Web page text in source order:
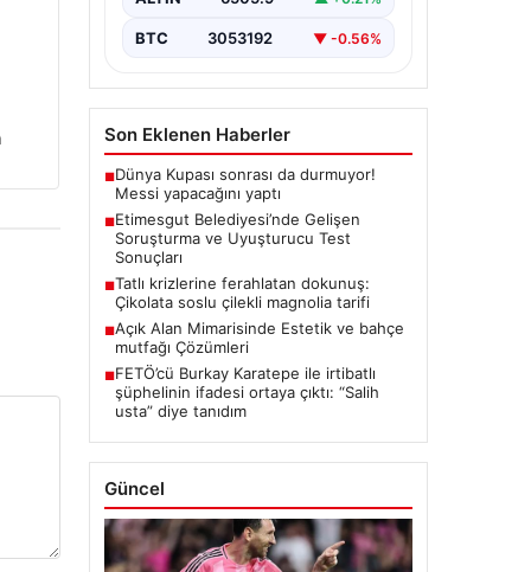
seriyor. Soruşturma kapsamında,…
BTC 3053192 ▼ -0.56%
Son Eklenen Haberler
■Dünya Kupası sonrası da durmuyor!
Messi yapacağını yaptı
■Etimesgut Belediyesi’nde Gelişen
Soruşturma ve Uyuşturucu Test
Sonuçları
■Tatlı krizlerine ferahlatan dokunuş:
Çikolata soslu çilekli magnolia tarifi
■Açık Alan Mimarisinde Estetik ve bahçe
mutfağı Çözümleri
■FETÖ’cü Burkay Karatepe ile irtibatlı
şüphelinin ifadesi ortaya çıktı: “Salih
usta” diye tanıdım
Güncel